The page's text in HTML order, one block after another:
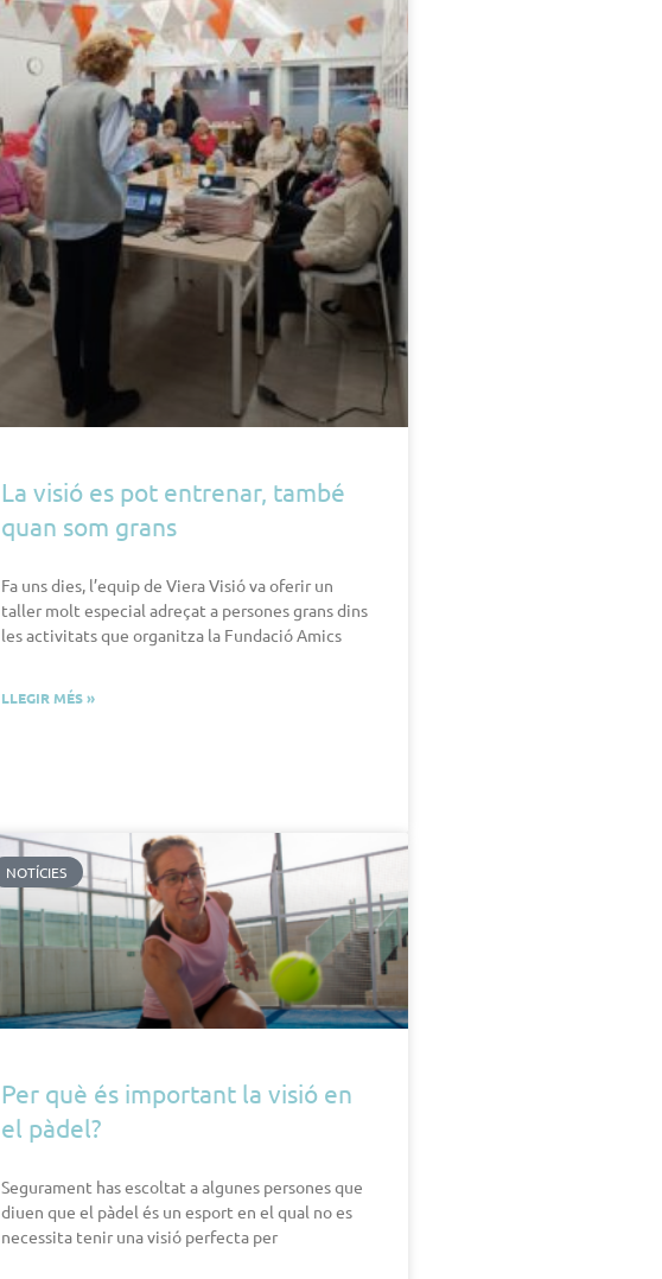
La visió es pot entrenar, també
quan som grans
Fa uns dies, l’equip de Viera Visió va oferir un
taller molt especial adreçat a persones grans dins
les activitats que organitza la Fundació Amics
LLEGIR MÉS »
NOTÍCIES
Per què és important la visió en
el pàdel?
Segurament has escoltat a algunes persones que
diuen que el pàdel és un esport en el qual no es
necessita tenir una visió perfecta per